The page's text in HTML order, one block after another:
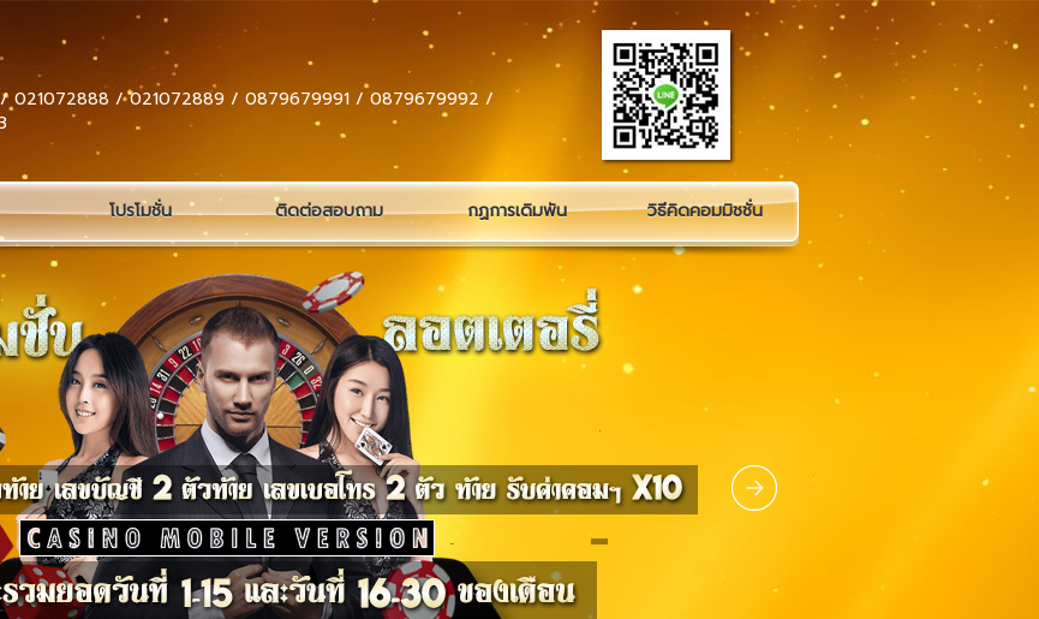
021072888 / 021072889 / 0879679991 / 0879679992 /
โปรโมชั่น ติดต่อสอบถาม กฏการเดิมพัน วิธีคิดคอมมิชชั่น